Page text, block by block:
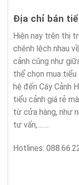
Địa chỉ bán
Hiện nay trên thị
chênh lệch nhau
cảnh cũng như
thể chọn mua tiểu
hệ đến Cây Cảnh
tiểu cảnh giá rẻ
từ cửa hàng, như
tư vấn,…….
Hotlines: